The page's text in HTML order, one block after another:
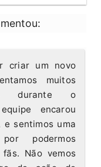
criar um novo
muitos
durante o
encarou
e sentimos uma
podermos
Não vemos